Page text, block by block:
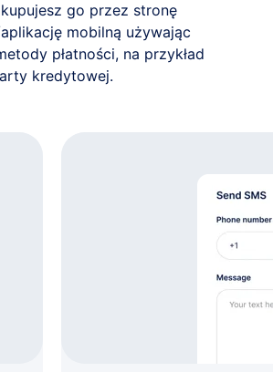
go przez stronę
mobilną używając
płatności, na przykład
kredytowej.